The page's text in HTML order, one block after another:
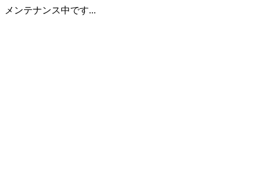
メンテナンス中です...